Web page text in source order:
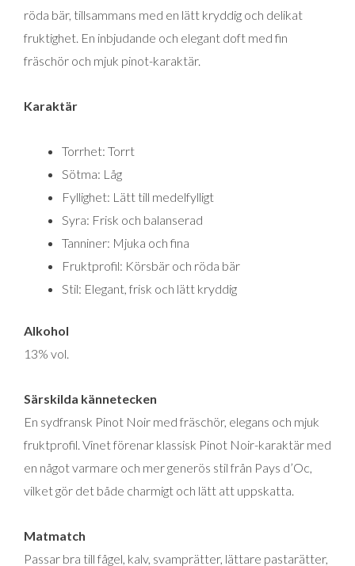
röda bär, tillsammans med en lätt kryddig och delikat
fruktighet. En inbjudande och elegant doft med fin
fräschör och mjuk pinot-karaktär.
Karaktär
Torrhet: Torrt
Sötma: Låg
Fyllighet: Lätt till medelfylligt
Syra: Frisk och balanserad
Tanniner: Mjuka och fina
Fruktprofil: Körsbär och röda bär
Stil: Elegant, frisk och lätt kryddig
Alkohol
13% vol.
Särskilda kännetecken
En sydfransk Pinot Noir med fräschör, elegans och mjuk
fruktprofil. Vinet förenar klassisk Pinot Noir-karaktär med
en något varmare och mer generös stil från Pays d’Oc,
vilket gör det både charmigt och lätt att uppskatta.
Matmatch
Passar bra till fågel, kalv, svamprätter, lättare pastarätter,